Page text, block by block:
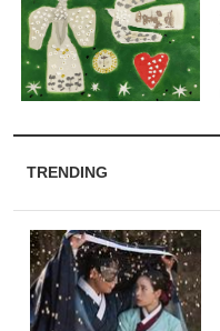
TRENDING